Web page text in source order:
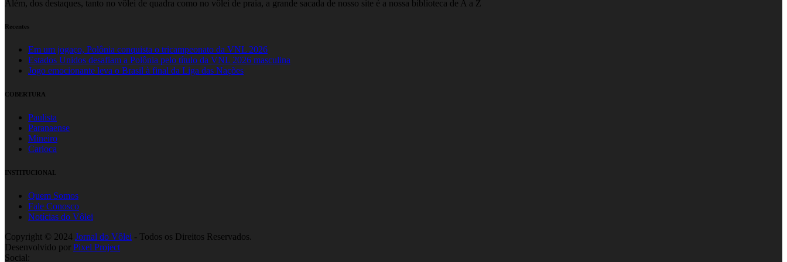
Além, dos destaques, tanto no vôlei de quadra como no vôlei de praia, a grande sacada de nosso site é a nossa biblioteca de A a Z
Recentes
Em um jogaço, Polônia conquista o tricampeonato da VNL 2026
Estados Unidos desafiam a Polônia pelo título da VNL 2026 masculina
Jogo emocionante leva o Brasil à final da Liga das Nações
COBERTURA
Paulista
Paranaense
Mineiro
Carioca
INSTITUCIONAL
Quem Somos
Fale Conosco
Notícias do Vôlei
Copyright © 2024 Jornal do Vôlei - Todos os Direitos Reservados.
Desenvolvido por Pixel Project
Social: